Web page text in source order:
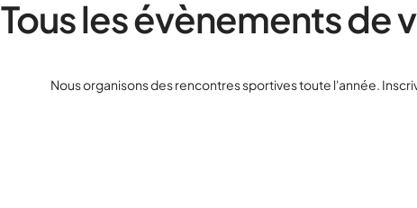
Tous les évènements de
Nous organisons des rencontres sportives toute l'année.